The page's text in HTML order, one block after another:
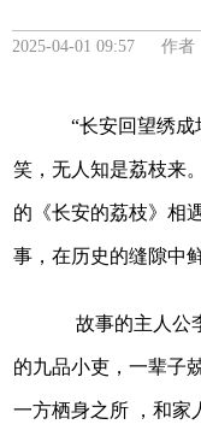
2025-04-01 09:57 作者
“长安回望绣成
笑，无人知是荔枝来
的《长安的荔枝》相
事，在历史的缝隙中
故事的主人公
的九品小吏，一辈子
一方栖身之所 ，和家